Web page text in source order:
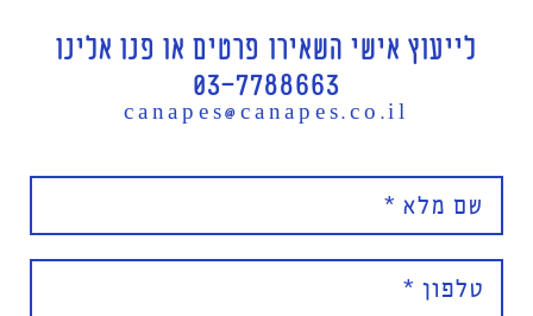
לייעוץ אישי השאירו פרטים או פנו אלינו
03-7788663
canapes@canapes.co.il